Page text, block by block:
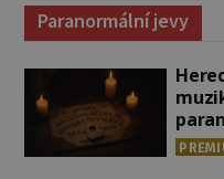
Paranormální jevy